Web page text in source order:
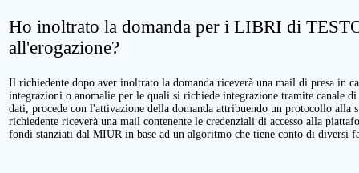
Ho inoltrato la domanda per i LIBRI di
all'erogazione?
Il richiedente dopo aver inoltrato la domanda riceverà una mail di presa in
integrazioni o anomalie per le quali si richiede integrazione tramite canale
dati, procede con l'attivazione della domanda attribuendo un protocollo alla
richiedente riceverà una mail contenente le credenziali di accesso alla
fondi stanziati dal MIUR in base ad un algoritmo che tiene conto di diversi